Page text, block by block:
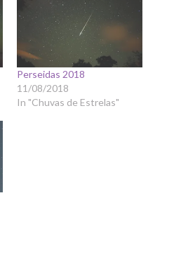
Perseidas 2018
11/08/2018
In "Chuvas de Estrelas"